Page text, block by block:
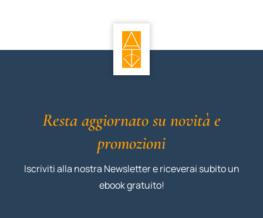
Resta aggiornato su novità e
promozioni
Iscriviti alla nostra Newsletter e riceverai subito un
ebook gratuito!